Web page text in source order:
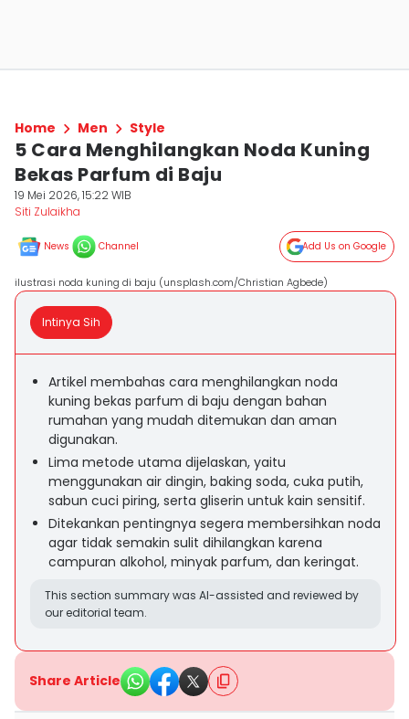
Home Men Style
5 Cara Menghilangkan Noda Kuning
Bekas Parfum di Baju
19 Mei 2026, 15:22 WIB
Siti Zulaikha
News Channel Add Us on Google
ilustrasi noda kuning di baju (unsplash.com/Christian Agbede)
Intinya Sih
Artikel membahas cara menghilangkan noda
kuning bekas parfum di baju dengan bahan
rumahan yang mudah ditemukan dan aman
digunakan.
Lima metode utama dijelaskan, yaitu
menggunakan air dingin, baking soda, cuka putih,
sabun cuci piring, serta gliserin untuk kain sensitif.
Ditekankan pentingnya segera membersihkan noda
agar tidak semakin sulit dihilangkan karena
campuran alkohol, minyak parfum, dan keringat.
This section summary was AI-assisted and reviewed by
our editorial team.
Share Article